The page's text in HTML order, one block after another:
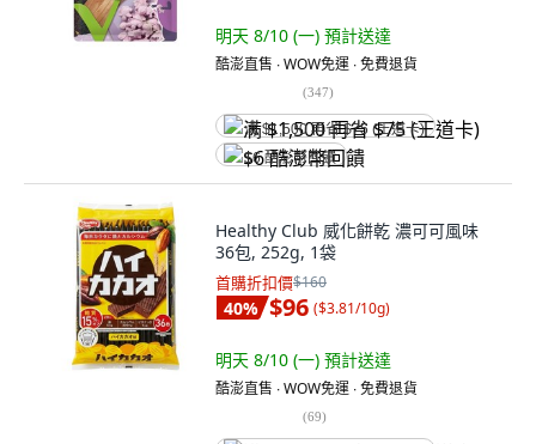
明天 8/10 (一) 預計送達
酷澎直售 ∙ WOW免運 ∙ 免費退貨
(347)
满 $1,500 再省 $75 (王道卡)
$6 酷澎幣回饋
Healthy Club 威化餅乾 濃可可風味
36包, 252g, 1袋
首購折扣價$160
40% $96 ($3.81/10g)
明天 8/10 (一) 預計送達
酷澎直售 ∙ WOW免運 ∙ 免費退貨
(69)